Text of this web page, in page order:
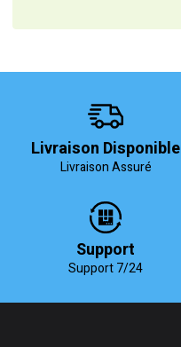
Livraison Disponible
Livraison Assuré
Support
Support 7/24